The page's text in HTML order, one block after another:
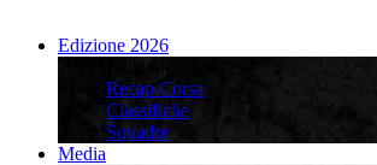
Edizione 2026
Recap Corsa
Classifiche
Squadre
Media